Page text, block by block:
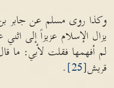
وكذا روى مسلم عن جابر
يزال الإسلام عزيزاً إلى
لم أفهمها فقلت لأبي: ما
قريش[25]
.